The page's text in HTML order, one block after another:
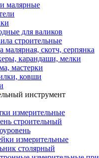
малярные
для валиков
строительные
малярная, скотч, серпянка
карандаши, мелки
мастерки
ковши
инструмент
измерительные
строительный
измерительные
столярный